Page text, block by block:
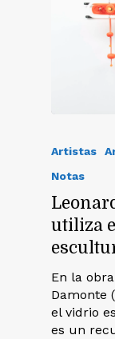
Artistas
Notas
utiliza
En la
Damonte
el vidrio
es un